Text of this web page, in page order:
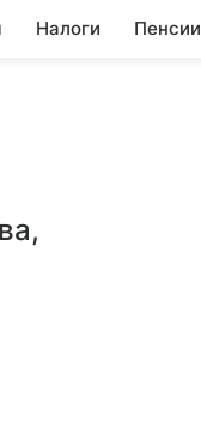
Налоги Пенсии